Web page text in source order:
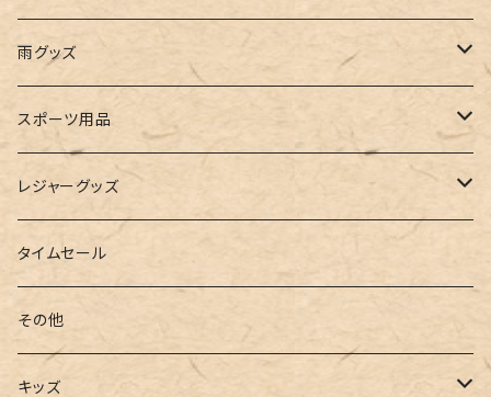
ビスチェ
その他
レースアップ
ルームシューズ
インソール
ローファー
リュック
ハンドバッグ
ボストンバッグ
オフショルダー
バンドゥ
タンキニ
キャミキニ
フィットネス
2点セット
ユニセックス
マスクケース
帽子
ストール・マフラー
手袋
ポーチ
パスケース
ウォレット
雨グッズ
レインコート
スポーツ用品
トレーニング・スポーツウェア
トレーニンググッズ
ヨガウェア
ヨガソックス
レジャーグッズ
ビーチグッズ
タイムセール
その他
キッズ